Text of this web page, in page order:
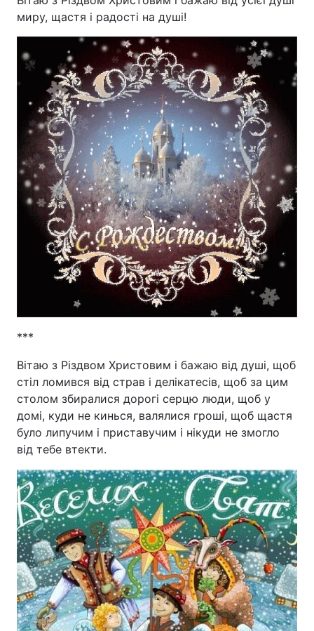
миру, щастя і радості на душі!
***
Вітаю з Різдвом Христовим і бажаю від душі, щоб
стіл ломився від страв і делікатесів, щоб за цим
столом збиралися дорогі серцю люди, щоб у
домі, куди не кинься, валялися гроші, щоб щастя
було липучим і приставучим і нікуди не змогло
від тебе втекти.